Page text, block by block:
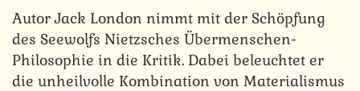
Autor Jack London nimmt mit der Schöpfung
des Seewolfs Nietzsches Übermenschen-
Philosophie in die Kritik. Dabei beleuchtet er
die unheilvolle Kombination von Materialismus